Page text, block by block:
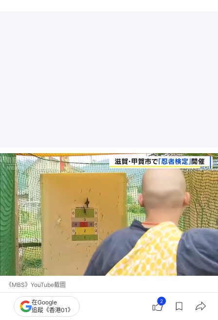
《MBS》YouTube截圖
忍者愛喬裝藥商收集情報
在Google
追蹤《香港01》
2